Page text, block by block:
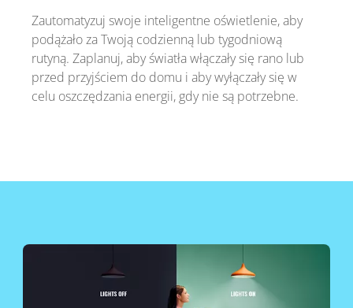
Zautomatyzuj swoje inteligentne oświetlenie, aby
podążało za Twoją codzienną lub tygodniową
rutyną. Zaplanuj, aby światła włączały się rano lub
przed przyjściem do domu i aby wyłączały się w
celu oszczędzania energii, gdy nie są potrzebne.